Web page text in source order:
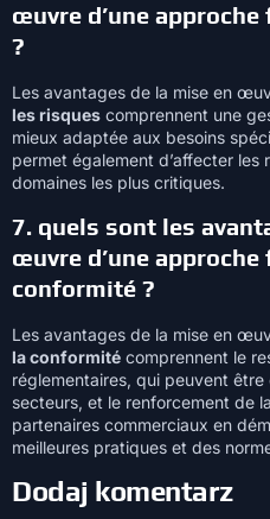
œuvre d’une
?
Les avantages de la mise en
les risques comprennent une
mieux adaptée aux besoins
permet également d’affecter les
domaines les plus critiques.
7. quels sont les
œuvre d’une approche
conformité ?
Les avantages de la mise en
la conformité comprennent le
réglementaires, qui peuvent
secteurs, et le renforcement de
partenaires commerciaux en
meilleures pratiques et des
Dodaj komentarz